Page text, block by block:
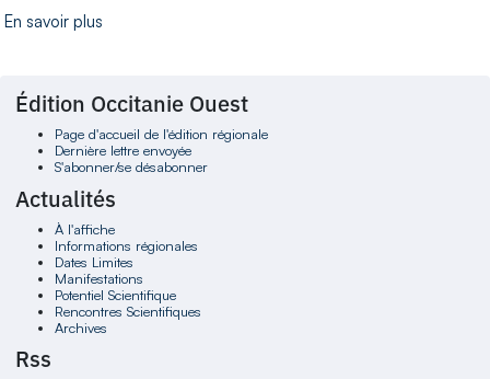
En savoir plus
Édition Occitanie Ouest
Page d'accueil de l'édition régionale
Dernière lettre envoyée
S'abonner/se désabonner
Actualités
À l'affiche
Informations régionales
Dates Limites
Manifestations
Potentiel Scientifique
Rencontres Scientifiques
Archives
Rss